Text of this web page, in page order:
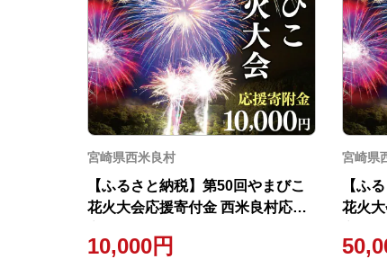
宮崎県西米良村
【ふるさと納税】第50回やまびこ
花火大会応援寄付金 西米良村応援
10,000円
宮崎県
【ふ
花火